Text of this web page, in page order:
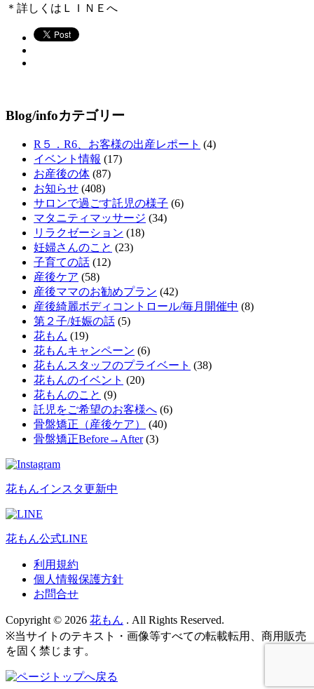
＊詳しくはＬＩＮＥへ
Blog/infoカテゴリー
R５．R6、お客様の出産レポート (4)
イベント情報 (17)
お産後の体 (87)
お知らせ (408)
サロンで過ごす託児の様子 (6)
マタニティマッサージ (34)
リラクゼーション (18)
妊婦さんのこと (23)
子育ての話 (12)
産後ケア (58)
産後ママのお勧めプラン (42)
産後綺麗ボディコントロール/毎月開催中 (8)
第２子/妊娠の話 (5)
花もん (19)
花もんキャンペーン (6)
花もんスタッフのプライベート (38)
花もんのイベント (20)
花もんのこと (9)
託児をご希望のお客様へ (6)
骨盤矯正（産後ケア）
(40)
骨盤矯正Before→After(3)
花もんインスタ更新中
花もん公式LINE
利用規約
個人情報保護方針
お問合せ
Copyright © 2026 花もん . All Rights Reserved.
※当サイトのテキスト・画像等すべての転載転用、商用販売
を固く禁じます。